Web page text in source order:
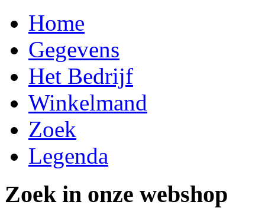
Home
Gegevens
Het Bedrijf
Winkelmand
Zoek
Legenda
Zoek in onze webshop